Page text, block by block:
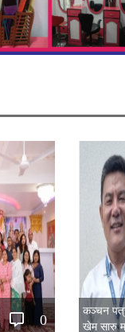
0
कञ्चन
खेम सारु